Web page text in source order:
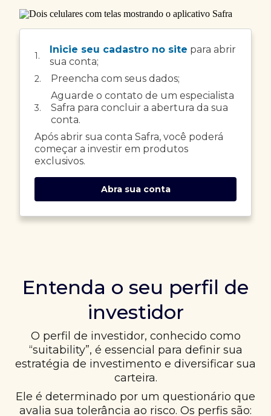
1.
Inicie seu cadastro no site para abrir
sua conta;
2. Preencha com seus dados;
3.
Aguarde o contato de um especialista
Safra para concluir a abertura da sua
conta.
Após abrir sua conta Safra, você poderá
começar a investir em produtos
exclusivos.
Abra sua conta
Entenda o seu perfil de
investidor
O perfil de investidor, conhecido como
“suitability”, é essencial para definir sua
estratégia de investimento e diversificar sua
carteira.
Ele é determinado por um questionário que
avalia sua tolerância ao risco. Os perfis são: